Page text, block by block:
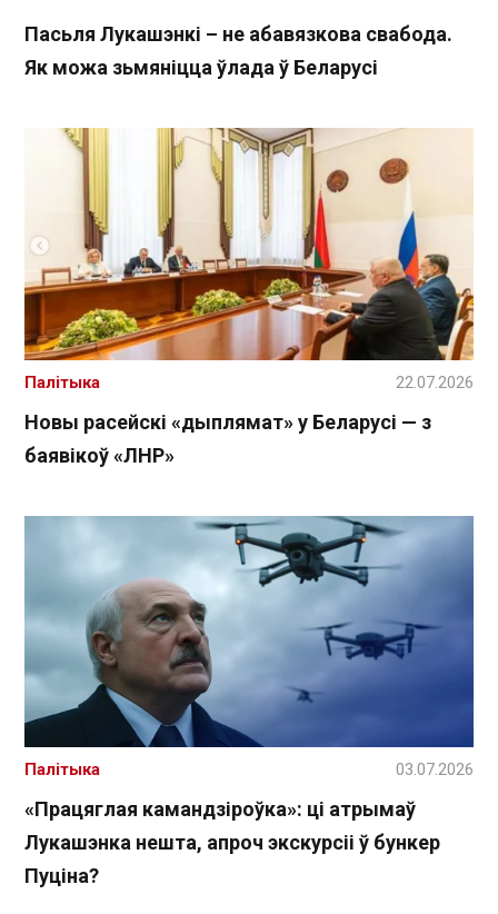
Пасьля Лукашэнкі – не абавязкова свабода.
Як можа зьмяніцца ўлада ў Беларусі
Новы расейскі «дыплямат» у Беларусі — з
баявікоў «ЛНР»
Палітыка 22.07.2026
«Працяглая камандзіроўка»: ці атрымаў
Лукашэнка нешта, апроч экскурсіі ў бункер
Пуціна?
Палітыка 03.07.2026